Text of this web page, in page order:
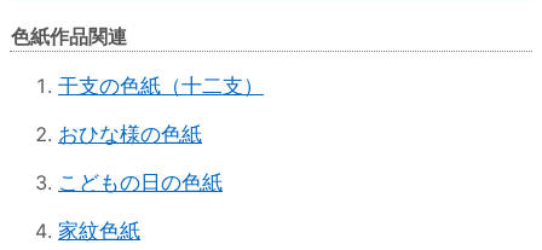
色紙作品関連
干支の色紙（十二支）
おひな様の色紙
こどもの日の色紙
家紋色紙